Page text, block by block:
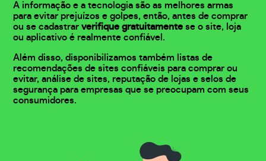
A informação e a tecnologia são as melhores armas
para evitar prejuízos e golpes, então, antes de comprar
ou se cadastrarverifique gratuitamente se o site, loja
ou aplicativo é realmente confiável.
Além disso, disponibilizamos também listas de
recomendações de sites confiáveis para comprar ou
evitar, análise de sites, reputação de lojas e selos de
segurança para empresas que se preocupam com seus
consumidores.